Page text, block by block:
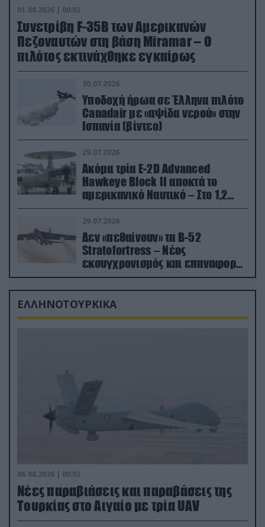
01.08.2026 | 00:02
Συνετρίβη F-35B των Αμερικανών
Πεζοναυτών στη βάση Miramar – Ο
πιλότος εκτινάχθηκε εγκαίρως
30.07.2026
Υποδοχή ήρωα σε Έλληνα πιλότο
Canadair με «αψίδα νερού» στην
Ισπανία (βίντεο)
29.07.2026
Ακόμα τρία E-2D Advanced
Hawkeye Block II αποκτά το
αμερικανικό Ναυτικό – Στο 1,2
δισ.δολάρια το κόστος
29.07.2026
Δεν «πεθαίνουν» τα Β-52
Stratofortress – Νέος
εκσυγχρονισμός και επαναφορά
από τα «νεκροταφεία»
ΕΛΛΗΝΟΤΟΥΡΚΙΚΑ
06.08.2026 | 00:02
Νέες παραβιάσεις και παραβάσεις της
Τουρκίας στο Αιγαίο με τρία UAV